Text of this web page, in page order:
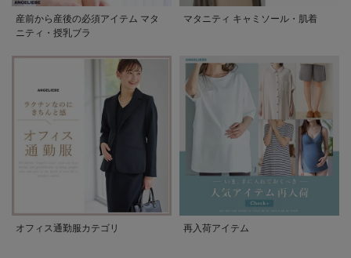
産前から産後の必須アイテム マタ
ニティ・授乳ブラ
マタニティ キャミソール・肌着
オフィス通勤服カテゴリ 再入荷アイテム